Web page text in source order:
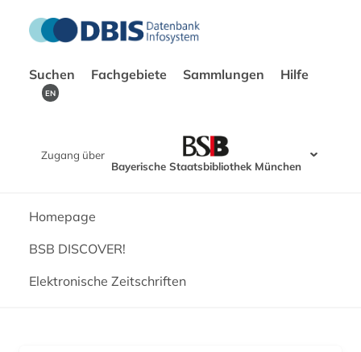
Suchen Fachgebiete Sammlungen Hilfe
EN
Zugang über
Bayerische Staatsbibliothek München
Homepage
BSB DISCOVER!
Elektronische Zeitschriften